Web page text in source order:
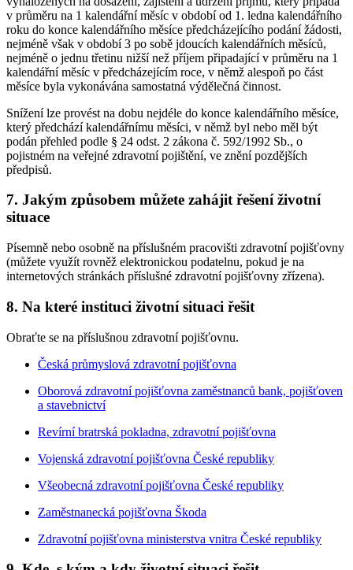
v průměru na 1 kalendářní měsíc v období od 1. ledna kalendářního
roku do konce kalendářního měsíce předcházejícího podání žádosti,
nejméně však v období 3 po sobě jdoucích kalendářních měsíců,
nejméně o jednu třetinu nižší než příjem připadající v průměru na 1
kalendářní měsíc v předcházejícím roce, v němž alespoň po část
měsíce byla vykonávána samostatná výdělečná činnost.
Snížení lze provést na dobu nejdéle do konce kalendářního měsíce,
který předchází kalendářnímu měsíci, v němž byl nebo měl být
podán přehled podle § 24 odst. 2 zákona č. 592/1992 Sb., o
pojistném na veřejné zdravotní pojištění, ve znění pozdějších
předpisů.
7. Jakým způsobem můžete zahájit řešení životní
situace
Písemně nebo osobně na příslušném pracovišti zdravotní pojišťovny
(můžete využít rovněž elektronickou podatelnu, pokud je na
internetových stránkách příslušné zdravotní pojišťovny zřízena).
8. Na které instituci životní situaci řešit
Obraťte se na příslušnou zdravotní pojišťovnu.
Česká průmyslová zdravotní pojišťovna
Oborová zdravotní pojišťovna zaměstnanců bank, pojišťoven
a stavebnictví
Revírní bratrská pokladna, zdravotní pojišťovna
Vojenská zdravotní pojišťovna České republiky
Všeobecná zdravotní pojišťovna České republiky
Zaměstnanecká pojišťovna Škoda
Zdravotní pojišťovna ministerstva vnitra České republiky